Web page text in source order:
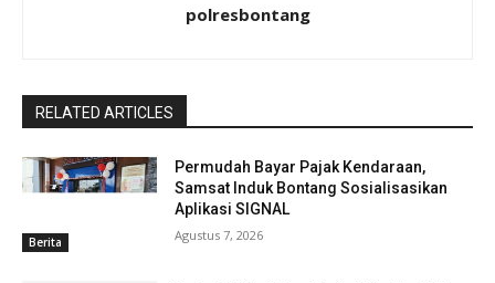
polresbontang
RELATED ARTICLES
Berita
Permudah Bayar Pajak Kendaraan,
Samsat Induk Bontang Sosialisasikan
Aplikasi SIGNAL
Agustus 7, 2026